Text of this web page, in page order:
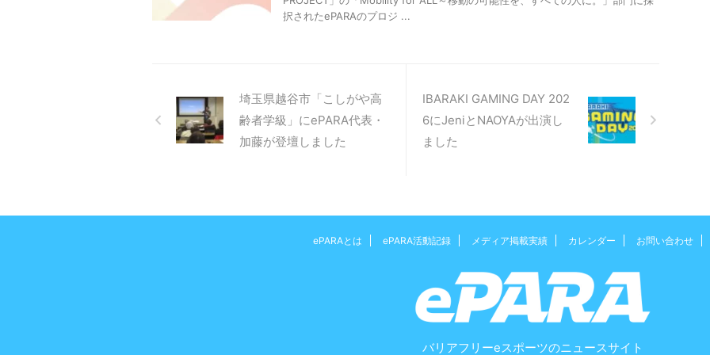
択されたePARAのプロジ ...
埼玉県越谷市「こしがや高
齢者学級」にePARA代表・
加藤が登壇しました
IBARAKI GAMING DAY 202
6にJeniとNAOYAが出演し
ました
ePARAとは ePARA活動記録 メディア掲載実績 カレンダー お問い合わせ
バリアフリーeスポーツのニュースサイト